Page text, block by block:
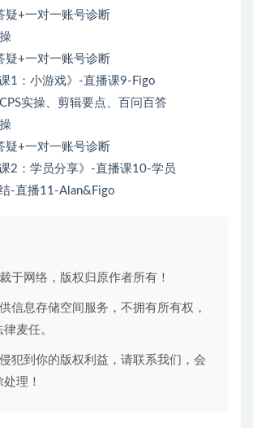
疑+一对一账号诊断
疑+一对一账号诊断
1：小游戏》-直播课9-Figo
实操、剪辑要点、百问百答
疑+一对一账号诊断
2：学员分享》-直播课10-学员
-直播11-Alan&Figo
于网络，版权归原作者所有！
信息存储空间服务，不拥有所有权，
麦任。
犯到你的版权利益，请联系我们，会
理！